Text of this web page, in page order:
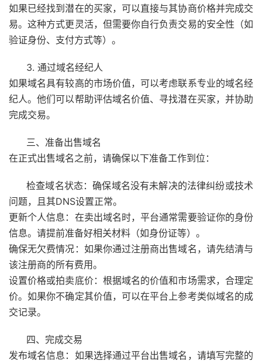
如果已经找到潜在的买家，可以直接与其协商价格并完成交
易。这种方式更灵活，但需要你自行负责交易的安全性（如
验证身份、支付方式等）。
3. 通过域名经纪人
如果域名具有较高的市场价值，可以考虑联系专业的域名经
纪人。他们可以帮助评估域名价值、寻找潜在买家，并协助
完成交易。
三、准备出售域名
在正式出售域名之前，请确保以下准备工作到位：
检查域名状态：确保域名没有未解决的法律纠纷或技术
问题，且其DNS设置正常。
更新个人信息：在卖出域名时，平台通常需要验证你的身份
信息。请提前准备好相关材料（如身份证等）。
确保无欠费情况：如果你通过注册商出售域名，请先结清与
该注册商的所有费用。
设置价格或拍卖底价：根据域名的价值和市场需求，合理定
价。如果你不确定其价值，可以在平台上参考类似域名的成
交记录。
四、完成交易
发布域名信息：如果选择通过平台出售域名，请填写完整的